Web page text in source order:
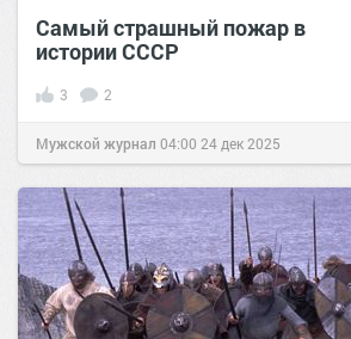
Самый страшный пожар в
истории СССР
3 2
Мужской журнал 04:00 24 дек 2025